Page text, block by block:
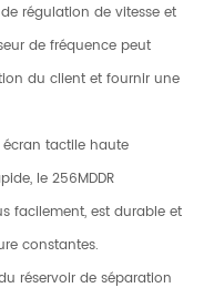
régulation de vitesse et
de fréquence peut
du client et fournir une
tactile haute
le 256MDDR
facilement, est durable et
constantes.
réservoir de séparation